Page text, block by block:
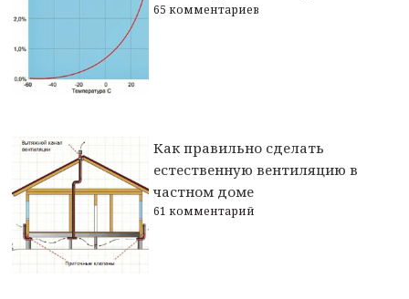
65 комментариев
Как правильно сделать
естественную вентиляцию в
частном доме
61 комментарий